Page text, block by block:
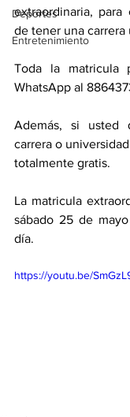
Deportes
Entretenimiento
extraordinaria,
de tener una carrera
Toda la matricula
WhatsApp al
Además, si usted
carrera o
totalmente gratis.
La matricula
sábado 25 de
día.
https://youtu.be/